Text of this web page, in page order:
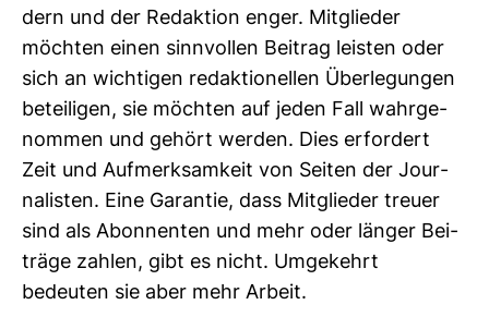
dern und der Redak­tion enger. Mit­glieder
möchten einen sinn­vollen Bei­trag leisten oder
sich an wich­tigen redak­tio­nellen Über­le­gungen
betei­ligen, sie möchten auf jeden Fall wahr­ge­
nommen und gehört werden. Dies erfor­dert
Zeit und Auf­merk­sam­keit von Seiten der Jour­
na­listen. Eine Garantie, dass Mit­glieder treuer
sind als Abon­nenten und mehr oder länger Bei­
träge zahlen, gibt es nicht. Umge­kehrt
bedeuten sie aber mehr Arbeit.